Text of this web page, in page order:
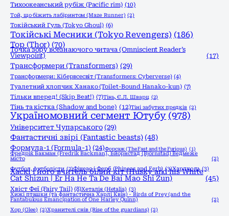
Тихоокеанський рубіж (Pacific rim) (10)
Той, що біжить лабіринтом (Maze Runner) (2)
Токійський Гуль (Tokyo Ghoul) (6)
Токійські Месники (Tokyo Revengers) (186)
Тор (Thor) (70)
Точка зору всезнаючого читача (Omniscient Reader’s
Viewpoint)
(17)
Трансформери (Transformers) (29)
Трансформери: Кібервсесвіт (Transformers: Cyberverse) (4)
Туалетний хлопчик Ханако (Toilet-Bound Hanako-kun) (7)
Тільки вперед! (Skip Beat!) (7)Тінь, Є.Л. Шварц (2)
Тінь та кістка (Shadow and bone) (12)Тіні забутих предків (2)
Україномовний сегмент Ютубу (978)
Університет Чупарського (29)
Фантастичні звірі (Fantastic beasts) (48)
Формула-1 (Formula-1) (24)Форсаж (The Fast and the Furious) (1)
Фредрік Бакман (Fredrik Backman), Бйорнстад (Björnstad) Ведмеже
місто
(2)
Футбол, футболісти (2)Фінеас і Ферб (Phineas and Ferb) (3)Хардколь (3)
Хаскі і його вчитель білий кіт (Husky and his White
Cat Shizun | Er Ha He Ta De Bai Mao Shi Zun)
(45)
Хвіст Феї (Fairy Tail) (8)Хеталія (Hetalia) (3)
Хижі пташки (та фантастична Харлі Квін) - Birds of Prey (and the
Fantabulous Emancipation of One Harley Quinn)
(2)
Хор (Glee) (2)Хранителі снів (Rise of the guardians) (2)